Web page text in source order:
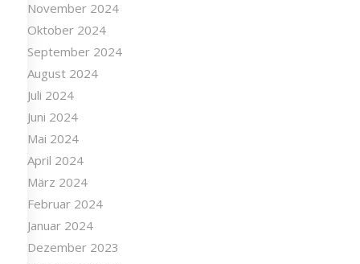
November 2024
Oktober 2024
September 2024
August 2024
Juli 2024
Juni 2024
Mai 2024
April 2024
März 2024
Februar 2024
Januar 2024
Dezember 2023